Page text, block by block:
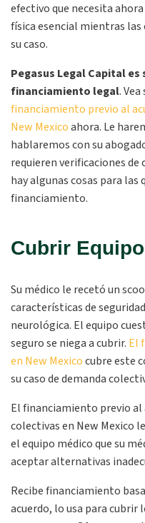
efectivo que necesita
física esencial mientras
su caso.
Pegasus Legal Capital
financiamiento legal.
financiamiento previo al
New Mexicoahora. Le
hablaremos con su
requieren verificaciones
hay algunas cosas para las
financiamiento.
Cubrir
Su médico le recetó un
características de
neurológica. El equipo
seguro se niega a cubrir. El
en New Mexicocubre este
su caso de demanda
El financiamiento previo al
colectivas en New Mexico
el equipo médico que su
aceptar alternativas
Recibe financiamiento
acuerdo, lo usa para cubrir